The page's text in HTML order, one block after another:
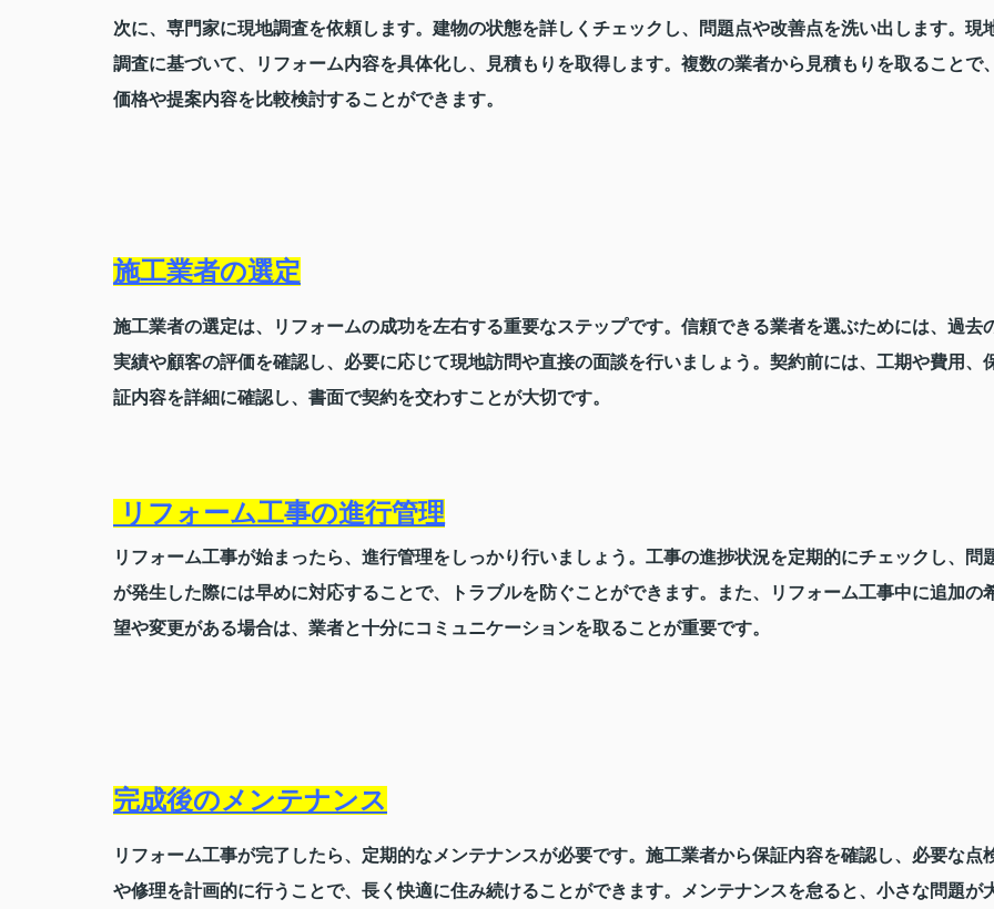
次に、専門家に現地調査を依頼します。建物の状態を詳しくチェックし、問題点や改善点を洗い出します。現
調査に基づいて、リフォーム内容を具体化し、見積もりを取得します。複数の業者から見積もりを取ることで、
価格や提案内容を比較検討することができます。
施工業者の選定
施工業者の選定は、リフォームの成功を左右する重要なステップです。信頼できる業者を選ぶためには、過去
実績や顧客の評価を確認し、必要に応じて現地訪問や直接の面談を行いましょう。契約前には、工期や費用、
証内容を詳細に確認し、書面で契約を交わすことが大切です。
リフォーム工事の進行管理
リフォーム工事が始まったら、進行管理をしっかり行いましょう。工事の進捗状況を定期的にチェックし、問
が発生した際には早めに対応することで、トラブルを防ぐことができます。また、リフォーム工事中に追加の
望や変更がある場合は、業者と十分にコミュニケーションを取ることが重要です。
完成後のメンテナンス
リフォーム工事が完了したら、定期的なメンテナンスが必要です。施工業者から保証内容を確認し、必要な点
や修理を計画的に行うことで、長く快適に住み続けることができます。メンテナンスを怠ると、小さな問題が